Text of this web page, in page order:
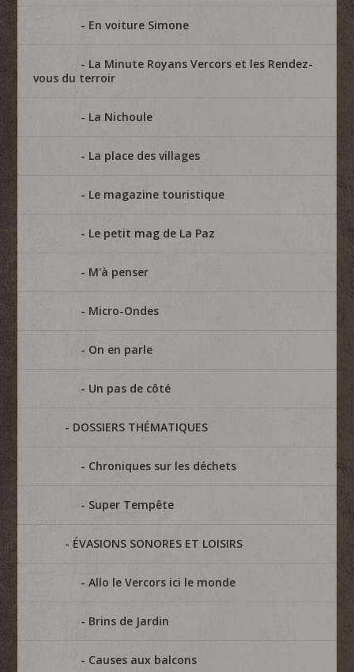
En voiture Simone
La Minute Royans Vercors et les Rendez-
vous du terroir
La Nichoule
La place des villages
Le magazine touristique
Le petit mag de La Paz
M'à penser
Micro-Ondes
On en parle
Un pas de côté
DOSSIERS THÉMATIQUES
Chroniques sur les déchets
Super Tempête
ÉVASIONS SONORES ET LOISIRS
Allo le Vercors ici le monde
Brins de Jardin
Causes aux balcons